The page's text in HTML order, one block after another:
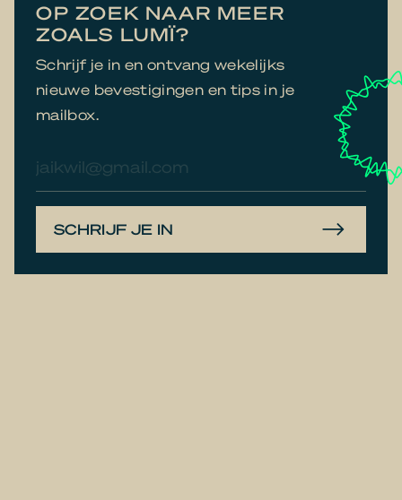
OP ZOEK NAAR MEER
ZOALS LUMÏ?
Schrijf je in en ontvang wekelijks
nieuwe bevestigingen en tips in je
mailbox.
mailadres
SCHRIJF JE IN